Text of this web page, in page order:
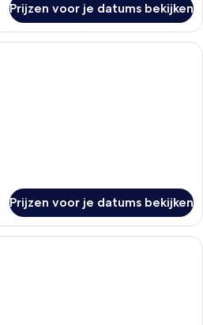
Prijzen voor je datums bekijken
Een moderne slaapkamer met een
Prijzen voor je datums bekijken
Een moderne hotelkamer met een